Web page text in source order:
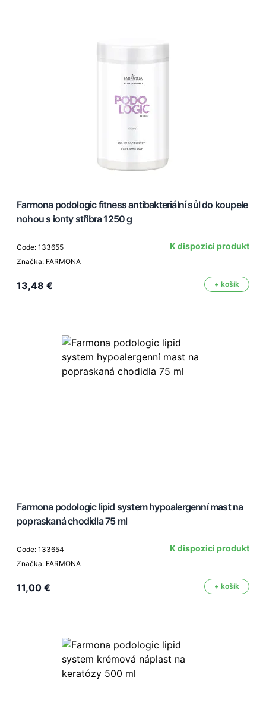
Farmona podologic fitness antibakteriální sůl do koupele
nohou s ionty stříbra 1250 g
Code: 133655
Značka: FARMONA
K dispozici produkt
13,48 € + košík
Farmona podologic lipid system hypoalergenní mast na
popraskaná chodidla 75 ml
Code: 133654
Značka: FARMONA
K dispozici produkt
11,00 € + košík